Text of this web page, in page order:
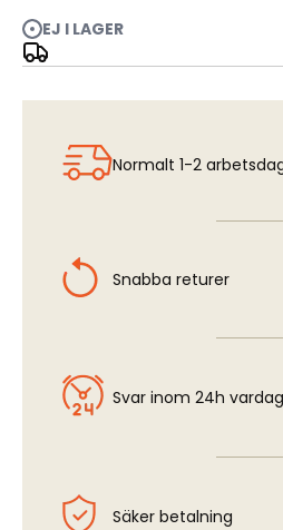
EJ I LAGER
Sukhoi Su-27 Flanker B -
Normalt 1-2
Snabba returer
Svar inom 24h
Säker betalning